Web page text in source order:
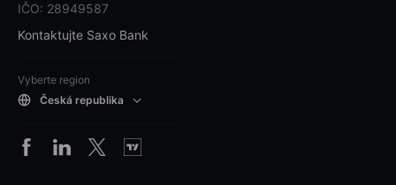
IČO: 28949587
Kontaktujte Saxo Bank
Vyberte region
Česká republika